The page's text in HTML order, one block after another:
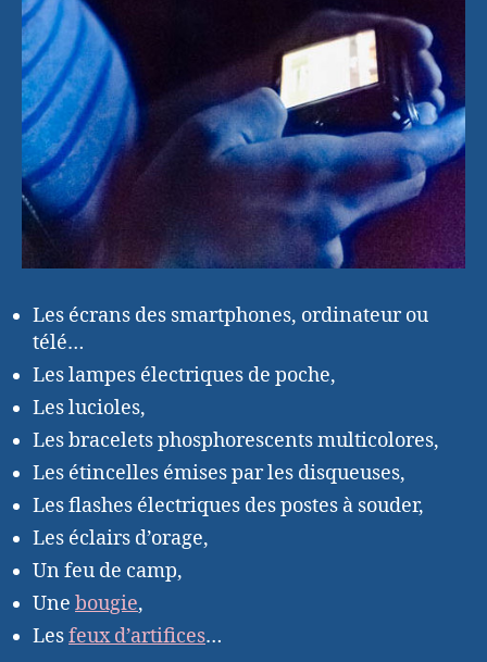
Les écrans des smartphones, ordinateur ou
télé…
Les lampes électriques de poche,
Les lucioles,
Les bracelets phosphorescents multicolores,
Les étincelles émises par les disqueuses,
Les flashes électriques des postes à souder,
Les éclairs d’orage,
Un feu de camp,
Une bougie,
Lesfeux d’artifices…